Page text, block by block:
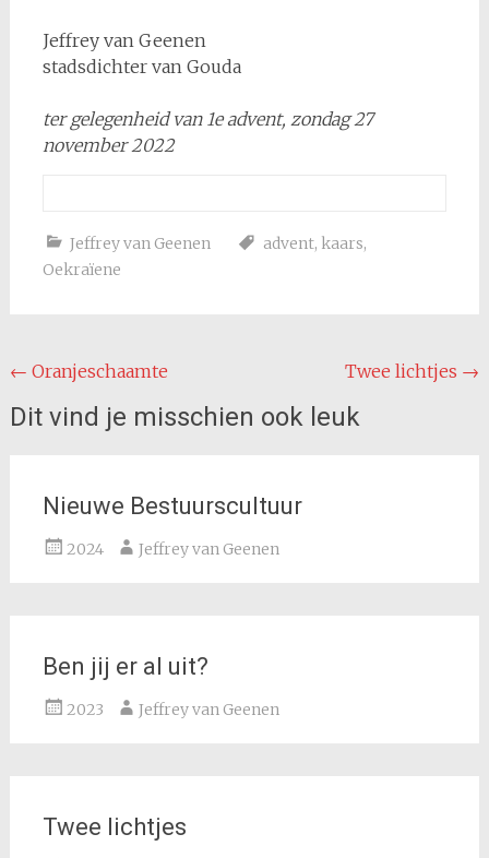
Jeffrey van Geenen
stadsdichter van Gouda
ter gelegenheid van 1e advent, zondag 27
november 2022
Jeffrey van Geenen advent, kaars,
Oekraïene
Bericht
navigatie
← Oranjeschaamte Twee lichtjes →
Dit vind je misschien ook leuk
Nieuwe Bestuurscultuur
2024 Jeffrey van Geenen
Ben jij er al uit?
2023 Jeffrey van Geenen
Twee lichtjes